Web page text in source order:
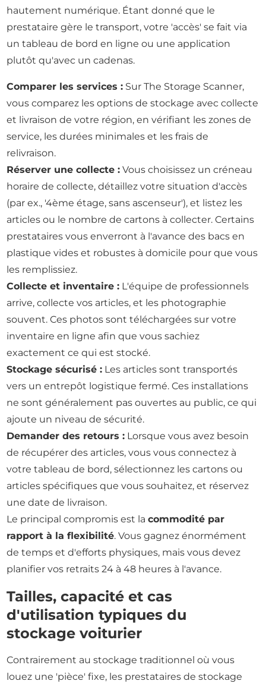
hautement numérique. Étant donné que le
prestataire gère le transport, votre 'accès' se fait via
un tableau de bord en ligne ou une application
plutôt qu'avec un cadenas.
Comparer les services : Sur The Storage Scanner,
vous comparez les options de stockage avec collecte
et livraison de votre région, en vérifiant les zones de
service, les durées minimales et les frais de
relivraison.
Réserver une collecte : Vous choisissez un créneau
horaire de collecte, détaillez votre situation d'accès
(par ex., '4ème étage, sans ascenseur'), et listez les
articles ou le nombre de cartons à collecter. Certains
prestataires vous enverront à l'avance des bacs en
plastique vides et robustes à domicile pour que vous
les remplissiez.
Collecte et inventaire : L'équipe de professionnels
arrive, collecte vos articles, et les photographie
souvent. Ces photos sont téléchargées sur votre
inventaire en ligne afin que vous sachiez
exactement ce qui est stocké.
Stockage sécurisé : Les articles sont transportés
vers un entrepôt logistique fermé. Ces installations
ne sont généralement pas ouvertes au public, ce qui
ajoute un niveau de sécurité.
Demander des retours : Lorsque vous avez besoin
de récupérer des articles, vous vous connectez à
votre tableau de bord, sélectionnez les cartons ou
articles spécifiques que vous souhaitez, et réservez
une date de livraison.
Le principal compromis est lacommodité par
rapport à la flexibilité. Vous gagnez énormément
de temps et d'efforts physiques, mais vous devez
planifier vos retraits 24 à 48 heures à l'avance.
Tailles, capacité et cas
d'utilisation typiques du
stockage voiturier
Contrairement au stockage traditionnel où vous
louez une 'pièce' fixe, les prestataires de stockage